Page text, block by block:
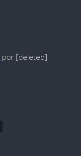
por [deleted]